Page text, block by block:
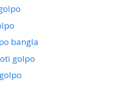
bangla
golpo